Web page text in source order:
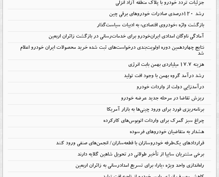
جزئیات تردد خودرو با پلاک منطقه آزاد انزلی
رشد ۱۲۰درصدی صادرات خودروهای برقی چین
بازگشت واژه «خودروی اقتصادی» به ادبیات سیاست‌گذار
آمادگی ناوگان امدادی ایران‌خودرو برای خدمات‌رسانی در بازگشت زائران اربعین
نتایج چهاردهمین دوره اولویت‌بندی درخواست‌های ثبت شده خرید محصولات ایران خودرو اعلام
شد
هزینه ۱۷.۷ میلیاردی بهمن بابت انرژی
رشد درآمد گروه بهمن با وجود افت تولید
درآمدزایی دولت از واردات خودرو
ریزش تقاضا در مرحله جدید عرضه خودرو
برنامه‌ریزی فورد برای ورود چینی‌ها به بازار آمریکا
چراغ سبز گمرک برای واردات اتوبوس‌های کارکرده
هشدار به متقاضیان خودروهای فرسوده
قراردادهای یک‌طرفه خودروسازان با قطعه‌سازان/ انجمن‌های صنفی ورود کنند
برخی مشتریان سایپا از تأخیر طولانی در تحویل شاهین گلایه دارند
راه‌اندازی واحد ویژه «یارا» برای تسریع امدادرسانی به زائران اربعین